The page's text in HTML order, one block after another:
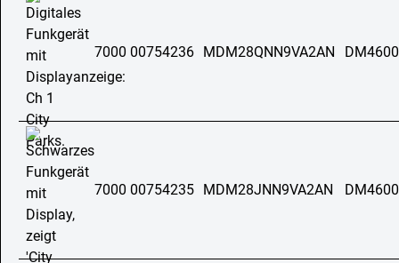
7000 00754236 MDM28QNN9VA2AN
7000 00754235 MDM28JNN9VA2AN